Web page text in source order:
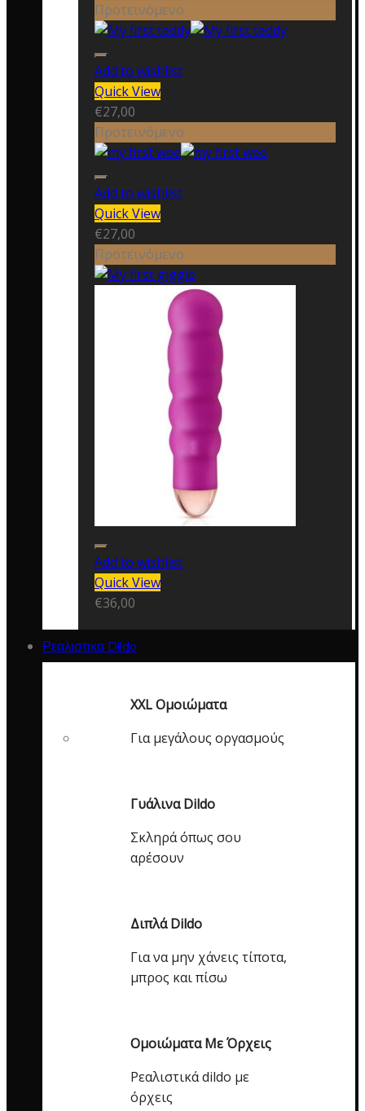
Προτεινόμενο
Add to wishlist
Quick View
€27,00
Προτεινόμενο
Add to wishlist
Quick View
€27,00
Προτεινόμενο
Add to wishlist
Quick View
€36,00
Ρεαλιστικα Dildo
XXL Ομοιώματα
Για μεγάλους οργασμούς
Γυάλινα Dildo
Σκληρά όπως σου
αρέσουν
Διπλά Dildo
Για να μην χάνεις τίποτα,
μπρος και πίσω
Ομοιώματα Με Όρχεις
Ρεαλιστικά dildo με
όρχεις